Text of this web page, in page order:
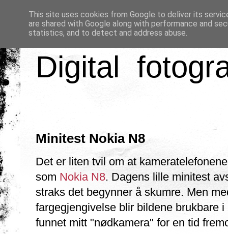
Digital
Minitest Nokia N8
Det er liten tvil om at
som Nokia N8. Dagens lille minitest
straks det begynner å skumre. Men
fargegjengivelse blir bildene brukbare
funnet mitt "nødkamera" for en tid
This site uses cookies from Google to deliver its
are shared with Google along with performance and
statistics, and to detect and address abuse.